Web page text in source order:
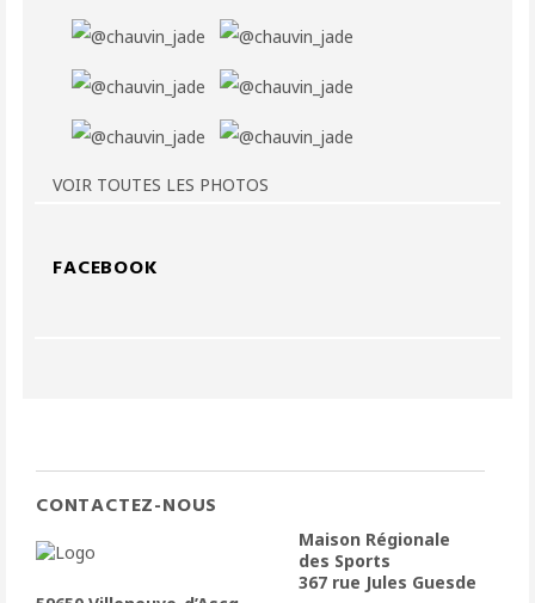
VOIR TOUTES LES PHOTOS
FACEBOOK
CONTACTEZ-NOUS
Maison Régionale
des Sports
367 rue Jules Guesde